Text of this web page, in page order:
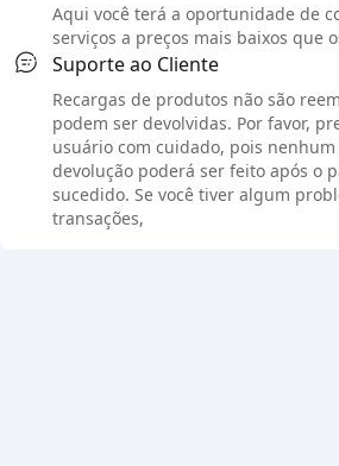
Aqui você terá a oportunidade de
serviços a preços mais baixos que
Suporte ao Cliente
Recargas de produtos não são
podem ser devolvidas. Por favor,
usuário com cuidado, pois
devolução poderá ser feito após o
sucedido. Se você tiver algum
transações,